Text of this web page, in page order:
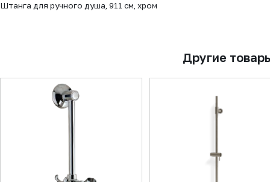
Штанга для ручного душа, 911 см, хром
Другие